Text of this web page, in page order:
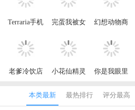
Terraria手机
完蛋我被女
游戏免广告
获取奖励
幻想动物商
取奖励
老爹冷饮店
小花仙精灵
费版
你是我眼里
本类最新 最热排行 评分最高